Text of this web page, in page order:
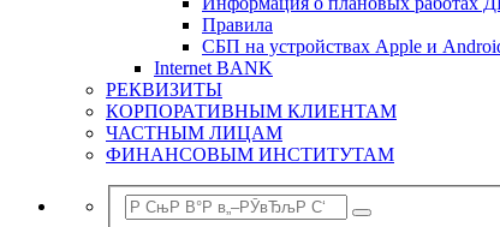
Правила
СБП на устройствах Apple и
Internet BANK
РЕКВИЗИТЫ
КОРПОРАТИВНЫМ КЛИЕНТАМ
ЧАСТНЫМ ЛИЦАМ
ФИНАНСОВЫМ ИНСТИТУТАМ